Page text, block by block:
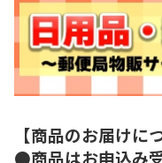
【商品のお届けに
●商品はお申込み